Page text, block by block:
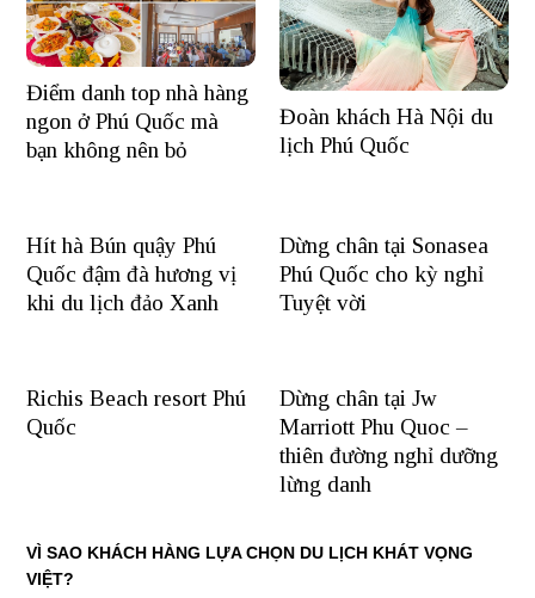
Điểm danh top nhà hàng
ngon ở Phú Quốc mà
bạn không nên bỏ
Đoàn khách Hà Nội du
lịch Phú Quốc
Hít hà Bún quậy Phú
Quốc đậm đà hương vị
khi du lịch đảo Xanh
Dừng chân tại Sonasea
Phú Quốc cho kỳ nghỉ
Tuyệt vời
Richis Beach resort Phú
Quốc
Dừng chân tại Jw
Marriott Phu Quoc –
thiên đường nghỉ dưỡng
lừng danh
VÌ SAO KHÁCH HÀNG LỰA CHỌN DU LỊCH KHÁT VỌNG
VIỆT?